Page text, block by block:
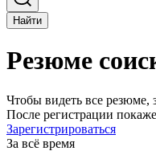
Найти
Резюме
Чтобы видеть все резюме,
После регистрации
Зарегистрироваться
За всё время